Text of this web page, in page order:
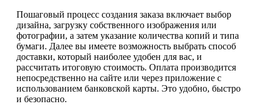
Пошаговый процесс создания заказа включает выбор
дизайна, загрузку собственного изображения или
фотографии, а затем указание количества копий и типа
бумаги. Далее вы имеете возможность выбрать способ
доставки, который наиболее удобен для вас, и
рассчитать итоговую стоимость. Оплата производится
непосредственно на сайте или через приложение с
использованием банковской карты. Это удобно, быстро
и безопасно.